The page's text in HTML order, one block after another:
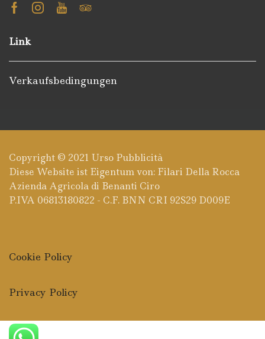
Facebook
Instagram
YoutubeTripadvisor
Link
Verkaufsbedingungen
Copyright © 2021 Urso Pubblicità
Diese Website ist Eigentum von: Filari Della Rocca
Azienda Agricola di Benanti Ciro
P.IVA 06813180822 - C.F. BNN CRI 92S29 D009E
Cookie Policy
Privacy Policy